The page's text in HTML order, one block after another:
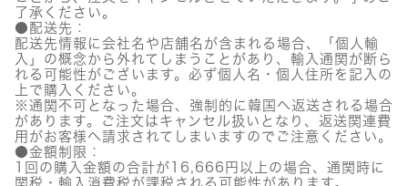
了承ください。
●配送先：
配送先情報に会社名や店舗名が含まれる場合、「個人輸
入」の概念から外れてしまうことがあり、輸入通関が断ら
れる可能性がございます。必ず個人名・個人住所を記入の
上で購入ください。
※通関不可となった場合、強制的に韓国へ返送される場合
があります。ご注文はキャンセル扱いとなり、返送関連費
用がお客様へ請求されてしまいますのでご注意ください。
●金額制限：
1回の購入金額の合計が16,666円以上の場合、通関時に
関税・輸入消費税が課税される可能性があります。